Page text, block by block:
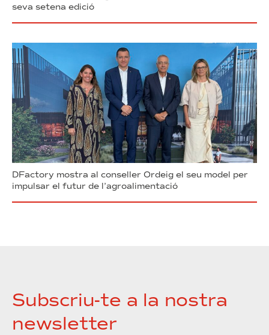
seva setena edició
DFactory mostra al conseller Ordeig el seu model per
impulsar el futur de l’agroalimentació
Subscriu-te a la nostra
newsletter